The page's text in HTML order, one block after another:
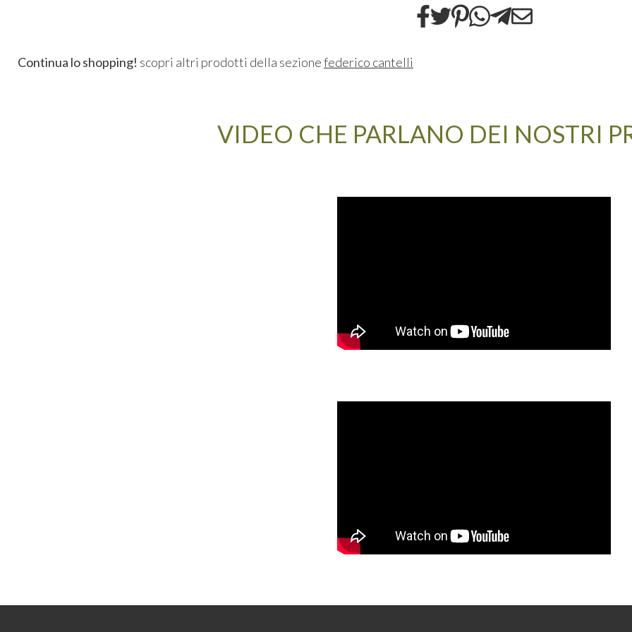
Continua lo shopping! scopri altri prodotti della sezionefederico cantelli
VIDEO CHE PARLANO DEI NOSTRI